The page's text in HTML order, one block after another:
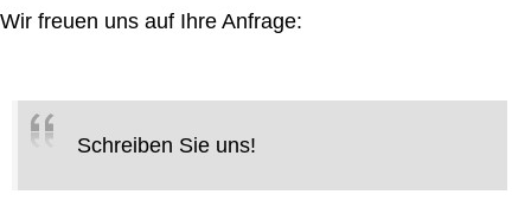
Wir freuen uns auf Ihre Anfrage:
Schreiben Sie uns!